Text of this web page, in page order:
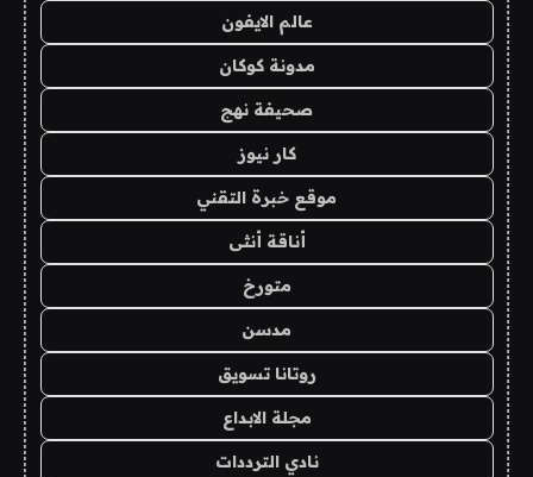
عالم الايفون
مدونة كوكان
صحيفة نهج
كار نيوز
موقع خبرة التقني
أناقة أنثى
متورخ
مدسن
روتانا تسويق
مجلة الابداع
نادي الترددات